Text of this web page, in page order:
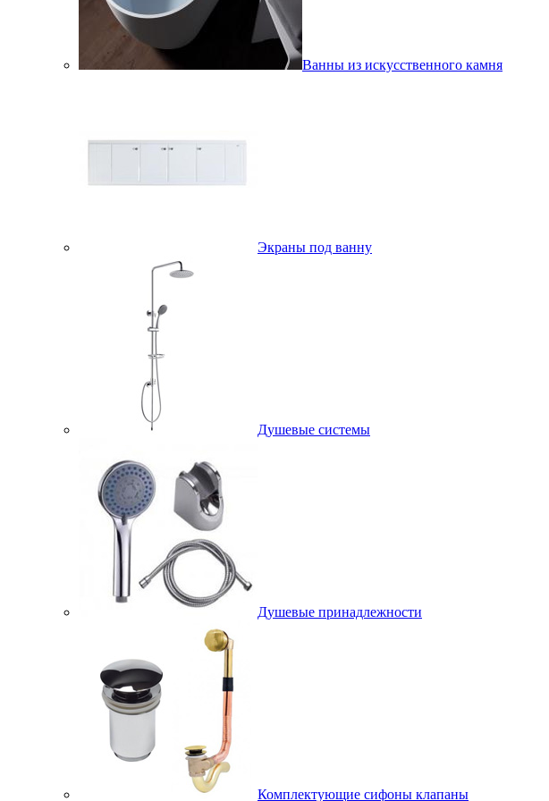
Ванны из искусственного камня
Экраны под ванну
Душевые системы
Душевые принадлежности
Комплектующие сифоны клапаны